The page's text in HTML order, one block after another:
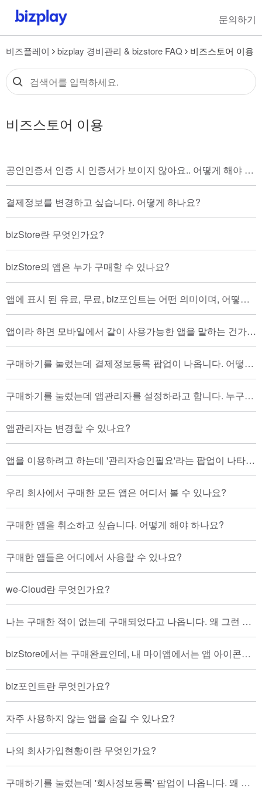
문의하기
비즈플레이 bizplay 경비관리 & bizstore FAQ 비즈스토어 이용
비즈스토어 이용
공인인증서 인증 시 인증서가 보이지 않아요.. 어떻게 해야 하나요?
결제정보를 변경하고 싶습니다. 어떻게 하나요?
bizStore란 무엇인가요?
bizStore의 앱은 누가 구매할 수 있나요?
앱에 표시 된 유료, 무료, biz포인트는 어떤 의미이며, 어떻게 구매하는 건가요?
앱이라 하면 모바일에서 같이 사용가능한 앱을 말하는 건가요?
구매하기를 눌렀는데 결제정보등록 팝업이 나옵니다. 어떻게 해야 하나요?
구매하기를 눌렀는데 앱관리자를 설정하라고 합니다. 누구를 해야 하나요?
앱관리자는 변경할 수 있나요?
앱을 이용하려고 하는데 '관리자승인필요'라는 팝업이 나타납니다. 어떻게 해야 하나요?
우리 회사에서 구매한 모든 앱은 어디서 볼 수 있나요?
구매한 앱을 취소하고 싶습니다. 어떻게 해야 하나요?
구매한 앱들은 어디에서 사용할 수 있나요?
we-Cloud란 무엇인가요?
나는 구매한 적이 없는데 구매되었다고 나옵니다. 왜 그런 거죠?
bizStore에서는 구매완료인데, 내 마이앱에서는 앱 아이콘이 보이지 않습니다.
biz포인트란 무엇인가요?
자주 사용하지 않는 앱을 숨길 수 있나요?
나의 회사가입현황이란 무엇인가요?
구매하기를 눌렀는데 '회사정보등록' 팝업이 나옵니다. 왜 그런거죠?